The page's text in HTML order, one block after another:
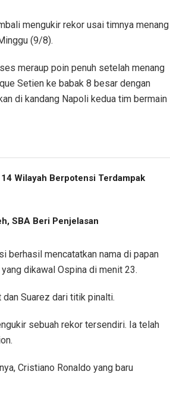
mengukir rekor usai timnya menang
(9/8).
meraup poin penuh setelah menang
Setien ke babak 8 besar dengan
di kandang Napoli kedua tim bermain
Wilayah Berpotensi Terdampak
SBA Beri Penjelasan
berhasil mencatatkan nama di papan
dikawal Ospina di menit 23.
Suarez dari titik pinalti.
sebuah rekor tersendiri. Ia telah
Cristiano Ronaldo yang baru